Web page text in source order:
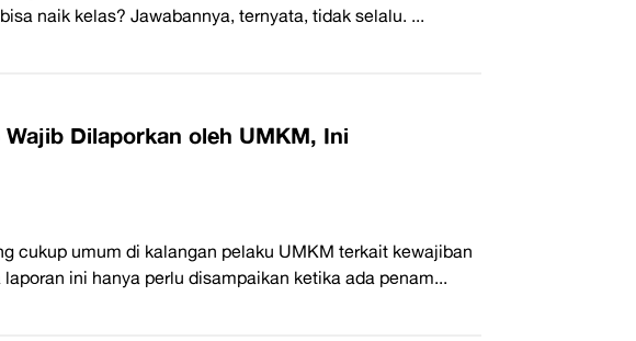
naik kelas? Jawabannya, ternyata, tidak selalu. ...
Dilaporkan oleh UMKM, Ini
cukup umum di kalangan pelaku UMKM terkait kewajiban
ini hanya perlu disampaikan ketika ada penam...